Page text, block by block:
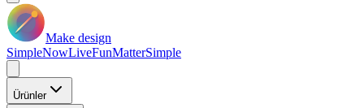
Make design
SimpleNowLiveFunMatterSimple
Ürünler